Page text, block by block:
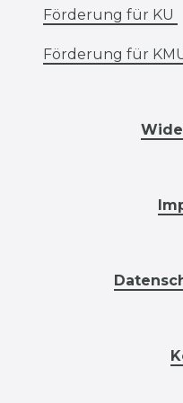
Förderung für KU
Förderung für